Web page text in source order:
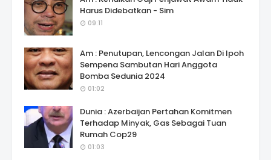
Harus Didebatkan - Sim
09:11
Am : Penutupan, Lencongan Jalan Di Ipoh
Sempena Sambutan Hari Anggota
Bomba Sedunia 2024
01:02
Dunia : Azerbaijan Pertahan Komitmen
Terhadap Minyak, Gas Sebagai Tuan
Rumah Cop29
01:03